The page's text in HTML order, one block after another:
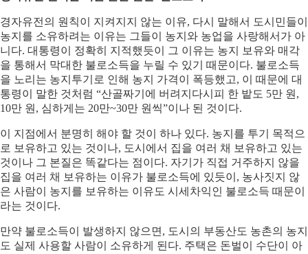
경자유전의 원칙이 지켜지지 않는 이유, 다시 말해서 도시민들이
농지를 소유하려는 이유는 그들이 농지와 농업을 사랑해서가 아
니다. 대통령이 정확히 지적했듯이 그 이유는 농지 보유와 매각
을 통해서 막대한 불로소득을 누릴 수 있기 때문이다. 불로소득
을 노리는 농지투기로 인해 농지 가격이 폭등했고, 이 때문에 대
통령이 말한 것처럼 “산골짜기에 버려지다시피 한 밭도 5만 원,
10만 원, 심하게는 20만~30만 원씩”이나 된 것이다.
이 지점에서 분명히 해야 할 것이 하나 있다. 농지를 투기 목적으
로 보유하고 있는 것이나, 도시에서 집을 여러 채 보유하고 있는
것이나 그 본질은 똑같다는 점이다. 자기가 직접 거주하지 않을
집을 여러 채 보유하는 이유가 불로소득에 있듯이, 농사짓지 않
은 사람이 농지를 보유하는 이유도 시세차익인 불로소득 때문이
라는 것이다.
만약 불로소득이 발생하지 않으면, 도시의 부동산도 농촌의 농지
도 실제 사용할 사람이 소유하게 된다. 주택은 돈벌이 수단이 아